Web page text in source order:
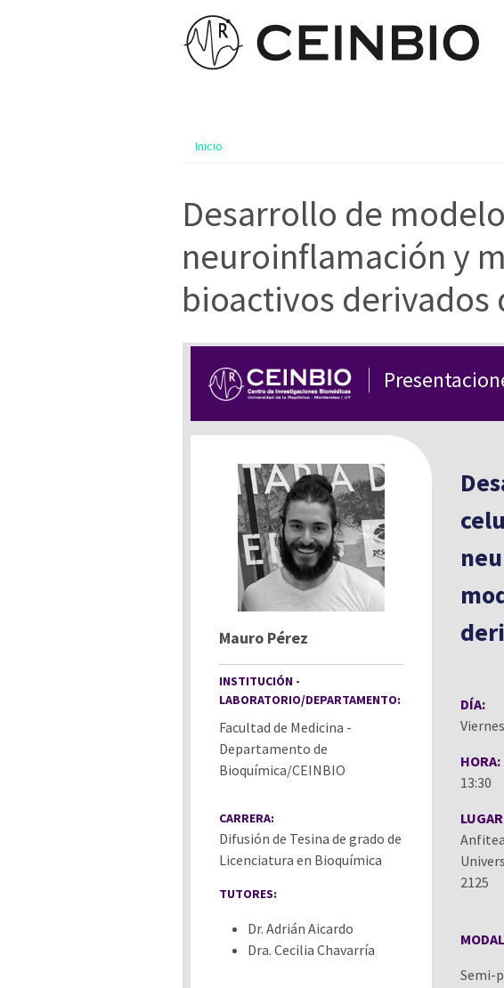
Inicio
Desarrollo de
neuroinflamación y
bioactivos derivados
Mauro Pérez
INSTITUCIÓN -
LABORATORIO/DEPARTAMENTO:
Facultad de Medicina -
Departamento de
Bioquímica/CEINBIO
CARRERA:
Difusión de Tesina de grado de
Licenciatura en Bioquímica
TUTORES:
Dr. Adrián Aicardo
Dra. Cecilia Chavarría
DÍA:
HORA:
13:30
2125
Semi-